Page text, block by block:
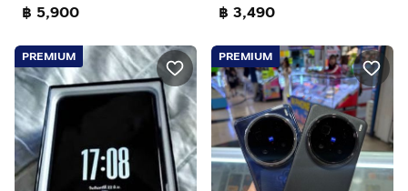
฿ 5,900 ฿ 3,490
PREMIUM PREMIUM